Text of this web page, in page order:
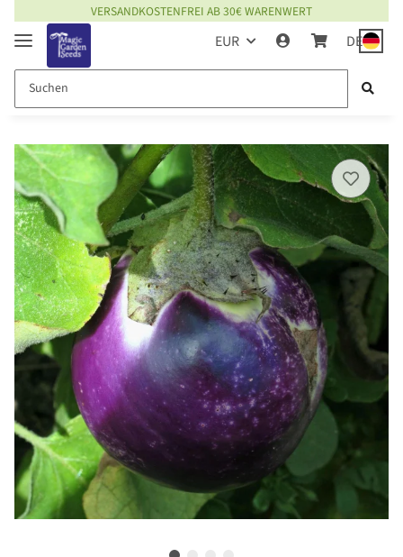
VERSANDKOSTENFREI AB 30€ WARENWERT
EUR DE